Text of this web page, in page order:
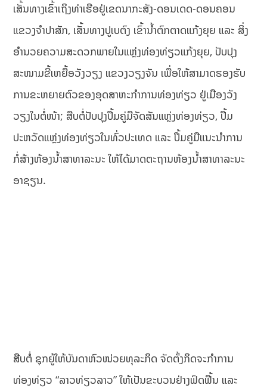
ເສັ້ນທາງເຂົ້າເຖິງທ່າເຮືອຢູ່ເຂດນາກະສັງ-ດອນເດດ-ດອນຄອນ
ແຂວງຈໍາປາສັກ, ເສັ້ນທາງປູເບຕົງ ເຂົ້ານໍ້າຕົກຕາດແກ້ງຍຸຍ ແລະ ສິ່ງ
ອໍານວຍຄວາມສະດວກພາຍໃນແຫຼ່ງທ່ອງທ່ຽວແກ້ງຍຸຍ, ປັບປຸງ
ສະໜາມຂີ້ເຫຍື້ອວັງວຽງ ແຂວງວຽງຈັນ ເພື່ອໃຫ້ສາມາດຮອງຮັບ
ການຂະຫຍາຍຕົວຂອງອຸດສາຫະກໍາການທ່ອງທ່ຽວ ຢູ່ເມືອງວັງ
ວຽງໃນຕໍ່ໜ້າ; ສືບຕໍ່ປັບປຸງປຶ້ມຄູ່ມືຈັດສັນແຫຼ່ງທ່ອງທ່ຽວ, ປຶ້ມ
ປະຫວັດແຫຼ່ງທ່ອງທ່ຽວໃນທົ່ວປະເທດ ແລະ ປຶ້ມຄູ່ມືແນະນໍາການ
ກໍ່ສ້າງຫ້ອງນໍ້າສາທາລະນະ ໃຫ້ໄດ້ມາດຕະຖານຫ້ອງນໍ້າສາທາລະນະ
ອາຊຽນ.
ສືບຕໍ່ ຊຸກຍູ້ໃຫ້ບັນດາຫົວໜ່ວຍທຸລະກິດ ຈັດຕັ້ງກິດຈະກໍາການ
ທ່ອງທ່ຽວ “ລາວທ່ຽວລາວ” ໃຫ້ເປັນຂະບວນຢ່າງຟົດຟື້ນ ແລະ